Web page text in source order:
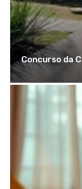
Concurso da